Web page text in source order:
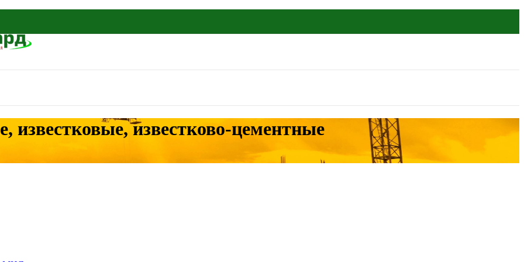
известково-цементные